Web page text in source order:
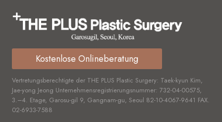
Kostenlose Onlineberatung
Vertretungsberechtigte der THE PLUS Plastic Surgery: Taek-kyun Kim,
Jae-yong Jeong Unternehmensregistrierungsnummer: 732-04-00575,
3.–4. Etage, Garosu-gil 9, Gangnam-gu, Seoul 82-10-4067-9641 FAX.
02-6933-7588